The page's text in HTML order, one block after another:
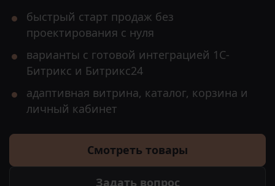
быстрый старт продаж без
проектирования с нуля
варианты с готовой интеграцией 1С-
Битрикс и Битрикс24
адаптивная витрина, каталог, корзина и
личный кабинет
Смотреть товары
Задать вопрос